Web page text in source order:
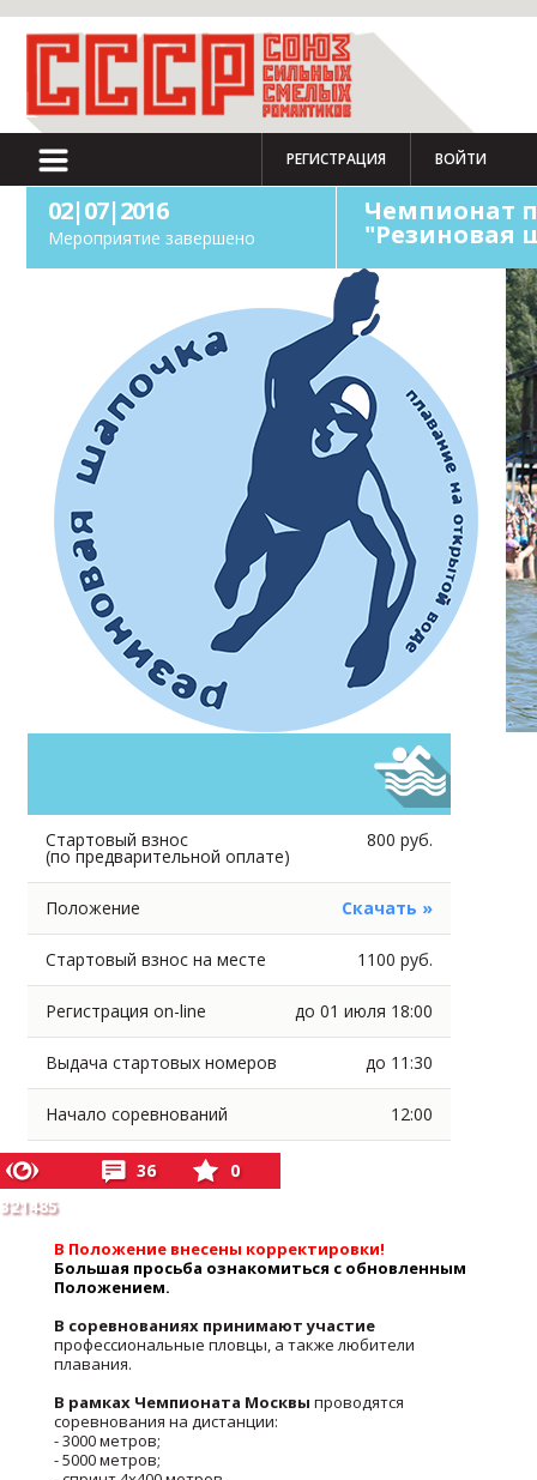
РЕГИСТРАЦИЯ ВОЙТИ
02|07|2016
Мероприятие завершено
Чемпионат
"Резиновая
Стартовый взнос
(по предварительной оплате)
800 руб.
Положение Скачать »
Стартовый взнос на месте 1100 руб.
Регистрация on-line до 01 июля 18:00
Выдача стартовых номеров до 11:30
Начало соревнований 12:00
321485
36 0
В Положение внесены корректировки!
Большая просьба ознакомиться с обновленным
Положением.
В соревнованиях принимают участие
профессиональные пловцы, а также любители
плавания.
В рамках Чемпионата Москвы проводятся
соревнования на дистанции:
- 3000 метров;
- 5000 метров;